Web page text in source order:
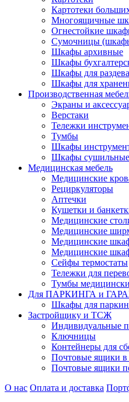
Картотеки
Многоящичные
Огнестойкие
Сумочницы
Шкафы архивные
Шкафы
Шкафы для
Шкафы для
Производственная
Экраны и
Верстаки
Тележки
Тумбы
Шкафы
Шкафы сушильные
Медицинская мебель
Медицинские
Рециркуляторы
Аптечки
Кушетки и
Медицинские
Медицинские
Медицинские
Медицинские
Сейфы термостаты
Тележки для
Тумбы
Для ПАРКИНГА и
Шкафы для
Застройщику и ТСЖ
Индивидуальные
Ключницы
Контейнеры для
Почтовые ящики в
Почтовые ящики
О нас Оплата и доставка